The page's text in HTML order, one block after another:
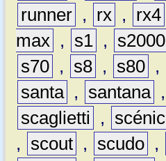
runner , rx , rx4
max , s1 , s2000
s70 , s8 , s80 ,
santa , santana ,
scaglietti
, scénic
,
scout , scudo ,